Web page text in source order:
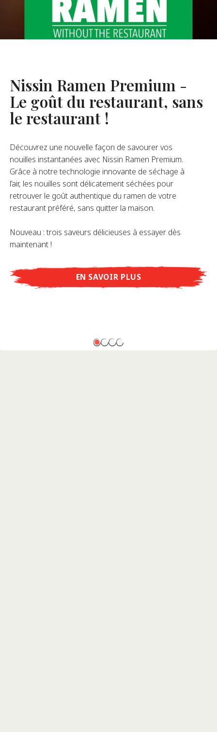
De Nous
FAQ
Nissin Ramen Premium -
Le goût du restaurant, sans
le restaurant !
Découvrez une nouvelle façon de savourer vos
nouilles instantanées avec Nissin Ramen Premium.
Grâce à notre technologie innovante de séchage à
l’air, les nouilles sont délicatement séchées pour
retrouver le goût authentique du ramen de votre
restaurant préféré, sans quitter la maison.
Nouveau : trois saveurs délicieuses à essayer dès
maintenant !
EN SAVOIR PLUS